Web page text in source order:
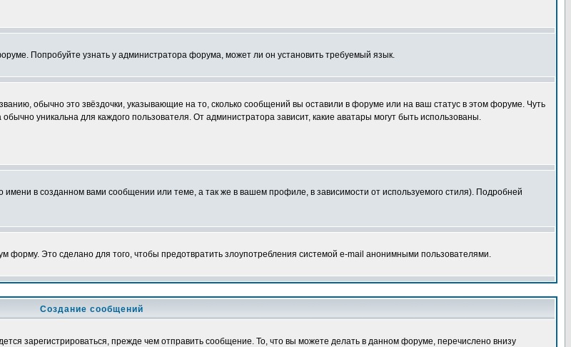
Попробуйте узнать у администратора форума, может ли он установить требуемый язык.
обычно это звёздочки, указывающие на то, сколько сообщений вы оставили в форуме или на ваш статус в этом форуме. Чуть
уникальна для каждого пользователя. От администратора зависит, какие аватары могут быть использованы.
в созданном вами сообщении или теме, а так же в вашем профиле, в зависимости от используемого стиля). Подробней
форму. Это сделано для того, чтобы предотвратить злоупотребления системой e-mail анонимными пользователями.
Создание сообщений
зарегистрироваться, прежде чем отправить сообщение. То, что вы можете делать в данном форуме, перечислено внизу